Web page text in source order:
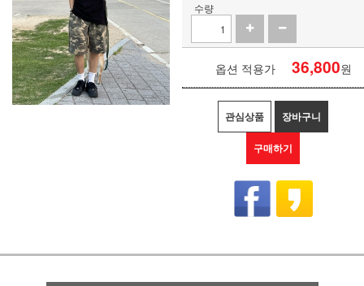
수량
옵션 적용가 36,800원
관심상품 장바구니
구매하기